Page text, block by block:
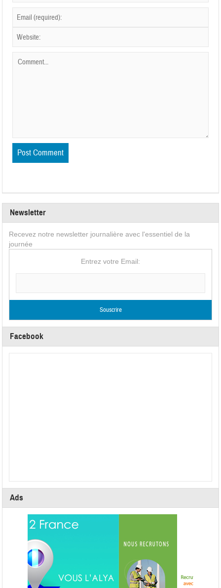
Newsletter
Recevez notre newsletter journalière avec l'essentiel de la
journée
Entrez votre Email:
Facebook
Ads